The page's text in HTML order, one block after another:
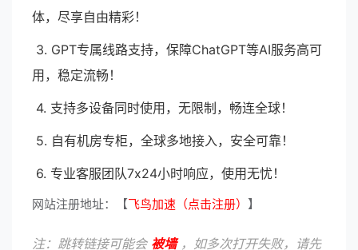
体，尽享自由精彩！
3. GPT专属线路支持，保障ChatGPT等AI服务高可
用，稳定流畅！
4. 支持多设备同时使用，无限制，畅连全球！
5. 自有机房专柜，全球多地接入，安全可靠！
6. 专业客服团队7x24小时响应，使用无忧！
网站注册地址：【飞鸟加速（点击注册） 】
注：跳转链接可能会 被墙，如多次打开失败，请先